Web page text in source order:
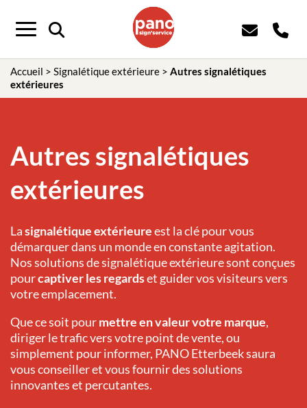
Menu
Accueil > Signalétique extérieure > Autres signalétiques
extérieures
Autres signalétiques
extérieures
Lasignalétique extérieureest la clé pour vous
démarquer dans un monde en constante agitation.
Nos solutions de signalétique extérieure sont conçues
pourcaptiver les regardset guider vos visiteurs vers
votre emplacement.
Que ce soit pourmettre en valeur votre marque,
diriger le trafic vers votre point de vente, ou
simplement pour informer, PANO Etterbeek saura
vous conseiller et vous fournir des solutions
innovantes et percutantes.